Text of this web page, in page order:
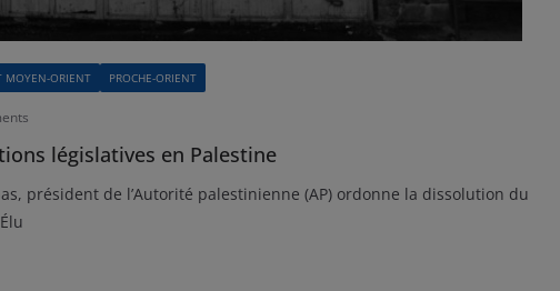
MOYEN-ORIENT PROCHE-ORIENT
législatives en Palestine
président de l’Autorité palestinienne (AP) ordonne la dissolution du